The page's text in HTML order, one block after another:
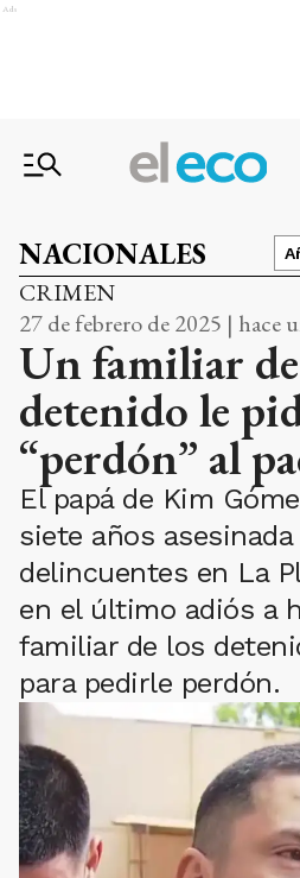
Ads
NACIONALES
CRIMEN
27 de febrero de 2025 | hace
Un familiar
detenido le
“perdón” al
El papá de Kim
siete años asesinada
delincuentes en La
en el último adiós a
familiar de los
para pedirle perdón.